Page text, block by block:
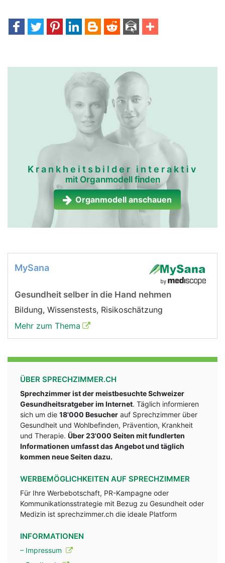
Krankheitsbilder interaktiv
mit Organmodell finden
Organmodell anschauen
MySana
Gesundheit selber in die Hand nehmen
Bildung, Wissenstests, Risikoschätzung
Mehr zum Thema
ÜBER SPRECHZIMMER.CH
Sprechzimmer ist der meistbesuchte Schweizer
Gesundheitsratgeber im Internet. Täglich informieren
sich um die 18'000 Besucher auf Sprechzimmer über
Gesundheit und Wohlbefinden, Prävention, Krankheit
und Therapie. Über 23'000 Seiten mit fundlerten
Informationen umfasst das Angebot und täglich
kommen neue Seiten dazu.
WERBEMÖGLICHKEITEN AUF SPRECHZIMMER
Für Ihre Werbebotschaft, PR-Kampagne oder
Kommunikationsstrategie mit Bezug zu Gesundheit oder
Medizin ist sprechzimmer.ch die ideale Platform
INFORMATIONEN
– Impressum